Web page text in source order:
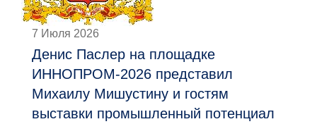
7 Июля 2026
Денис Паслер на площадке
ИННОПРОМ-2026 представил
Михаилу Мишустину и гостям
выставки промышленный потенциал